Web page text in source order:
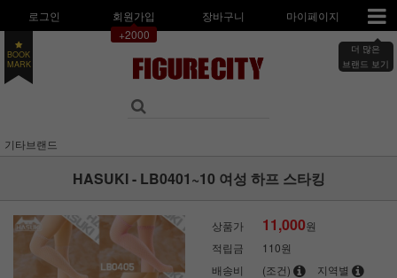
로그인
회원가입
+2000
장바구니 마이페이지
더 많은
브랜드 보기
BOOK
MARK
기타브랜드
HASUKI - LB0401~10 여성 하프 스타킹
상품가 11,000원
적립금
110원
배송비
(조건) 지역별